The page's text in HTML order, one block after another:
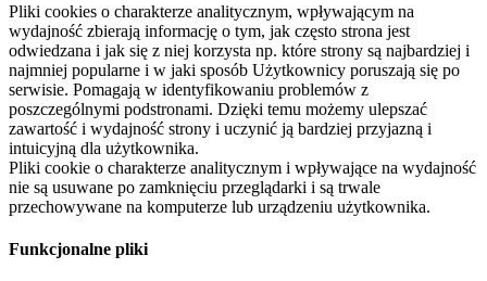
Pliki cookies o charakterze analitycznym, wpływającym na
wydajność zbierają informację o tym, jak często strona jest
odwiedzana i jak się z niej korzysta np. które strony są najbardziej i
najmniej popularne i w jaki sposób Użytkownicy poruszają się po
serwisie. Pomagają w identyfikowaniu problemów z
poszczególnymi podstronami. Dzięki temu możemy ulepszać
zawartość i wydajność strony i uczynić ją bardziej przyjazną i
intuicyjną dla użytkownika.
Pliki cookie o charakterze analitycznym i wpływające na wydajność
nie są usuwane po zamknięciu przeglądarki i są trwale
przechowywane na komputerze lub urządzeniu użytkownika.
Funkcjonalne pliki